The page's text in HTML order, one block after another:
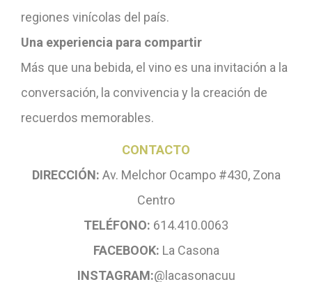
regiones vinícolas del país.
Una experiencia para compartir
Más que una bebida, el vino es una invitación a la
conversación, la convivencia y la creación de
recuerdos memorables.
CONTACTO
DIRECCIÓN: Av. Melchor Ocampo #430, Zona
Centro
TELÉFONO: 614.410.0063
FACEBOOK: La Casona
INSTAGRAM:@lacasonacuu